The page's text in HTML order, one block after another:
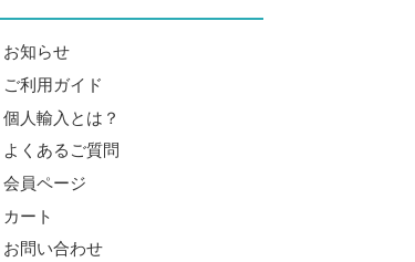
お知らせ
ご利用ガイド
個人輸入とは？
よくあるご質問
会員ページ
カート
お問い合わせ